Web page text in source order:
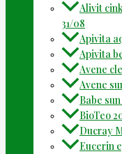
Alivit
31/08
Apivita
Apivita
Avene
Avene
Babe
BioTeo
Ducray
Eucerin